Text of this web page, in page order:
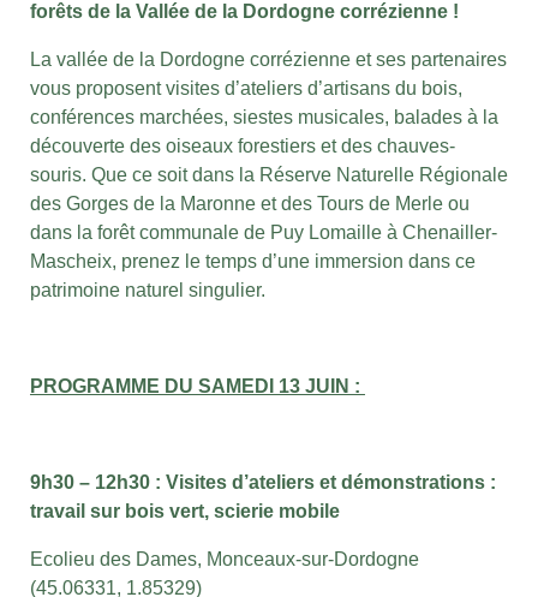
forêts de la Vallée de la Dordogne corrézienne !
La vallée de la Dordogne corrézienne et ses partenaires
vous proposent visites d’ateliers d’artisans du bois,
conférences marchées, siestes musicales, balades à la
découverte des oiseaux forestiers et des chauves-
souris. Que ce soit dans la Réserve Naturelle Régionale
des Gorges de la Maronne et des Tours de Merle ou
dans la forêt communale de Puy Lomaille à Chenailler-
Mascheix, prenez le temps d’une immersion dans ce
patrimoine naturel singulier.
PROGRAMME DU SAMEDI 13 JUIN :
9h30 – 12h30 : Visites d’ateliers et démonstrations :
travail sur bois vert, scierie mobile
Ecolieu des Dames, Monceaux-sur-Dordogne
(45.06331, 1.85329)